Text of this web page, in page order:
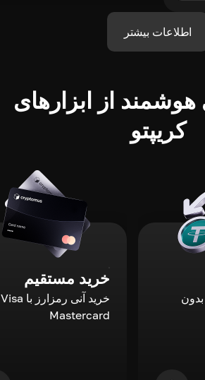
اطلاعات بیشتر
از ابزارهای
کریپتو
بدون
خرید مستقیم
Mastercard